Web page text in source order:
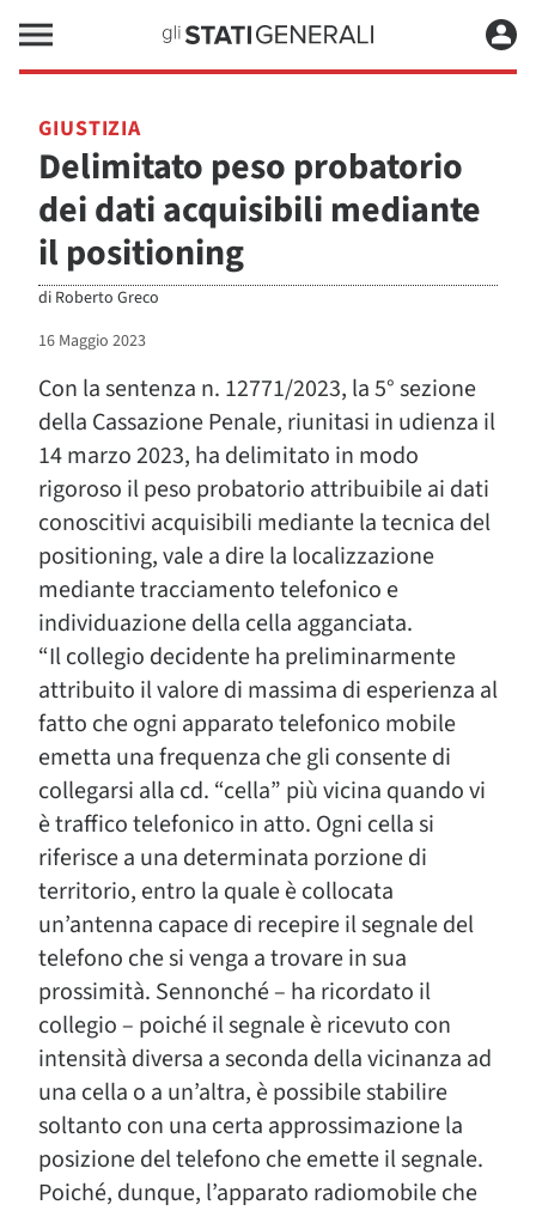
GIUSTIZIA
Delimitato peso probatorio
dei dati acquisibili mediante
il positioning
di Roberto Greco
16 Maggio 2023
Con la sentenza n. 12771/2023, la 5° sezione
della Cassazione Penale, riunitasi in udienza il
14 marzo 2023, ha delimitato in modo
rigoroso il peso probatorio attribuibile ai dati
conoscitivi acquisibili mediante la tecnica del
positioning, vale a dire la localizzazione
mediante tracciamento telefonico e
individuazione della cella agganciata.
“Il collegio decidente ha preliminarmente
attribuito il valore di massima di esperienza al
fatto che ogni apparato telefonico mobile
emetta una frequenza che gli consente di
collegarsi alla cd. “cella” più vicina quando vi
è traffico telefonico in atto. Ogni cella si
riferisce a una determinata porzione di
territorio, entro la quale è collocata
un’antenna capace di recepire il segnale del
telefono che si venga a trovare in sua
prossimità. Sennonché – ha ricordato il
collegio – poiché il segnale è ricevuto con
intensità diversa a seconda della vicinanza ad
una cella o a un’altra, è possibile stabilire
soltanto con una certa approssimazione la
posizione del telefono che emette il segnale.
Poiché, dunque, l’apparato radiomobile che